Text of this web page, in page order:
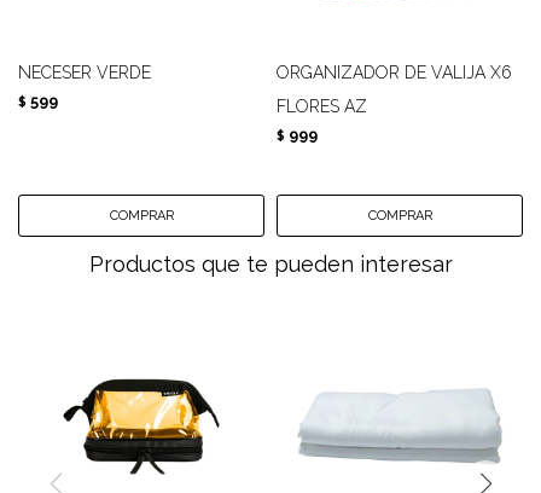
NECESER VERDE
$ 599
ORGANIZADOR DE VALIJA X6
FLORES AZ
$ 999
Productos que te pueden interesar